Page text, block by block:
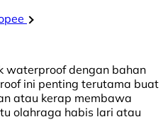
waterproof dengan bahan
ini penting terutama buat
atau kerap membawa
olahraga habis lari atau